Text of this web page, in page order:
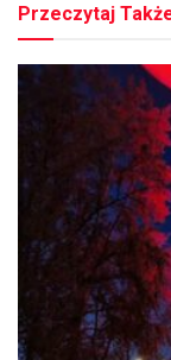
Przeczytaj